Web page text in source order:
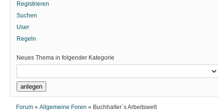
Registrieren
Suchen
User
Regeln
Neues Thema in folgender Kategorie
Forum »Allgemeine Foren » Buchhalter´s Arbeitswelt